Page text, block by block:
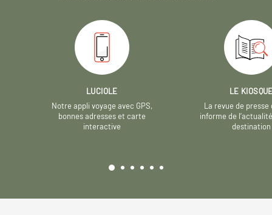
LUCIOLE
Notre appli voyage avec GPS,
bonnes adresses et carte
interactive
LE
La revue de presse
informe de
destination